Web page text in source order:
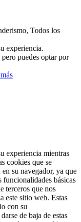
Todos los
experiencia.
puedes optar por
experiencia mientras
cookies que se
su navegador, ya que
funcionalidades básicas
terceros que nos
este sitio web. Estas
con su
de baja de estas